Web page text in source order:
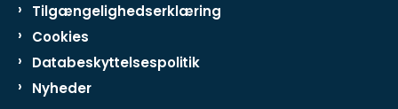
Tilgængelighedserklæring
Cookies
Databeskyttelsespolitik
Nyheder